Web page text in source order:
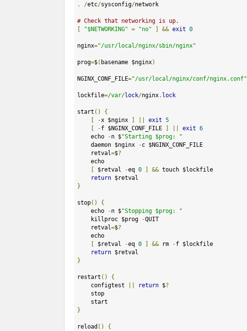
.
/etc/sysconfig/network
# Check that networking is up.
"$NETWORKING" = "no" && exit 0
nginx="/usr/local/nginx/sbin/nginx"
prog=$( basename $nginx)
NGINX_CONF_FILE="/usr/local/nginx/conf/nginx.conf"
lockfile=/var/lock/nginx. lock
start ()
{
-x $nginx exit 5
-f $NGINX_CONF_FILE exit 6
    echo
-n $"Starting $prog: "
    daemon $nginx
-c $NGINX_CONF_FILE
    retval
=$?
$retval -eq 0 && touch $lockfile
return
}
stop()
{
    echo
-n $"Stopping $prog: "
    killproc $prog
-QUIT
    retval
=$?
$retval -eq 0 && rm -f $lockfile
return
}
restart ()
{
    configtest
return $?
}
reload () {